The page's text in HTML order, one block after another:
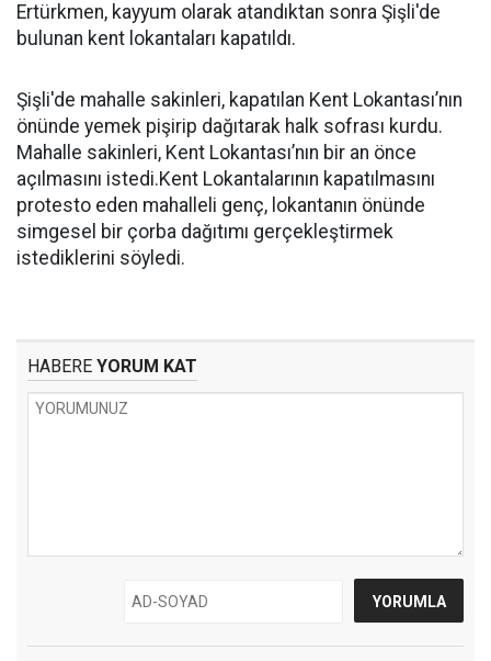
Ertürkmen, kayyum olarak atandıktan sonra Şişli'de
bulunan kent lokantaları kapatıldı.
Şişli'de mahalle sakinleri, kapatılan Kent Lokantası’nın
önünde yemek pişirip dağıtarak halk sofrası kurdu.
Mahalle sakinleri, Kent Lokantası’nın bir an önce
açılmasını istedi.Kent Lokantalarının kapatılmasını
protesto eden mahalleli genç, lokantanın önünde
simgesel bir çorba dağıtımı gerçekleştirmek
istediklerini söyledi.
HABERE YORUM KAT